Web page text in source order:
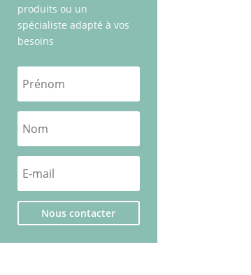
produits ou un
spécialiste adapté à vos
besoins
Nous contacter